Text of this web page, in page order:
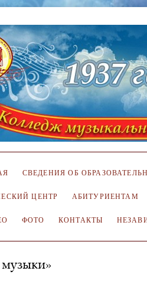
СВЕДЕНИЯ ОБ
ЦЕНТР АБИТУРИЕНТАМ
ФОТО КОНТАКТЫ